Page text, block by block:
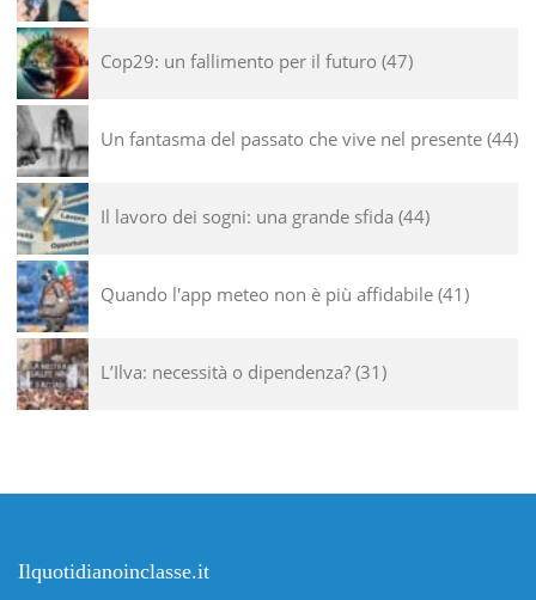
Cop29: un fallimento per il futuro 47
Un fantasma del passato che vive nel presente 44
Il lavoro dei sogni: una grande sfida 44
Quando l'app meteo non è più affidabile 41
L’Ilva: necessità o dipendenza? 31
Ilquotidianoinclasse.it